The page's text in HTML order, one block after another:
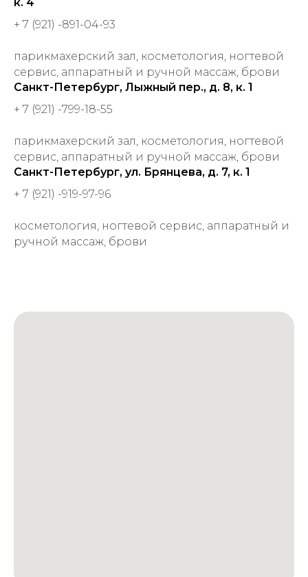
+ 7 (921) -891-04-93
парикмахерский зал, косметология, ногтевой
сервис, аппаратный и ручной массаж, брови
Санкт-Петербург, Лыжный пер., д. 8, к. 1
+ 7 (921) -799-18-55
парикмахерский зал, косметология, ногтевой
сервис, аппаратный и ручной массаж, брови
Санкт-Петербург, ул. Брянцева, д. 7, к. 1
+ 7 (921) -919-97-96
косметология, ногтевой сервис, аппаратный и
ручной массаж, брови